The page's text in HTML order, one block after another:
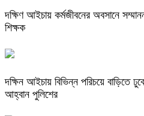
দক্ষিণ আইচায় কর্মজীবনের অবসানে
শিক্ষক
দক্ষিন আইচায় ‎বিভিন্ন পরিচয়ে বাড়িতে
আহ্বান পুলিশের